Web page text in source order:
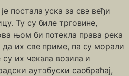
постала уска за све веђи
Ту су биле трговине,
њом би потекла права река
их све приме, па су морали
их чекала возила и
аутобуски саобраћај,